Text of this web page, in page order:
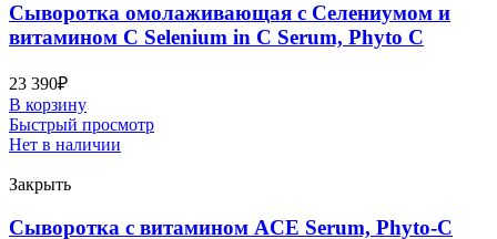
Сыворотка омолаживающая с Селениумом и
витамином C Selenium in C Serum, Phyto C
23 390₽
В корзину
Быстрый просмотр
Нет в наличии
Закрыть
Сыворотка с витамином ACE Serum, Phyto-C